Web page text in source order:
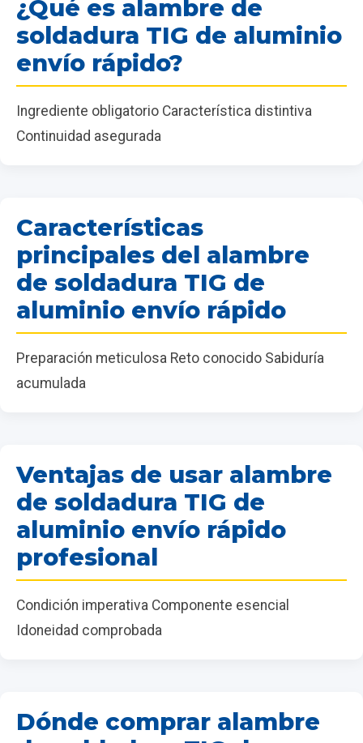
¿Qué es alambre de
soldadura TIG de aluminio
envío rápido?
Ingrediente obligatorio Característica distintiva
Continuidad asegurada
Características
principales del alambre
de soldadura TIG de
aluminio envío rápido
Preparación meticulosa Reto conocido Sabiduría
acumulada
Ventajas de usar alambre
de soldadura TIG de
aluminio envío rápido
profesional
Condición imperativa Componente esencial
Idoneidad comprobada
Dónde comprar alambre